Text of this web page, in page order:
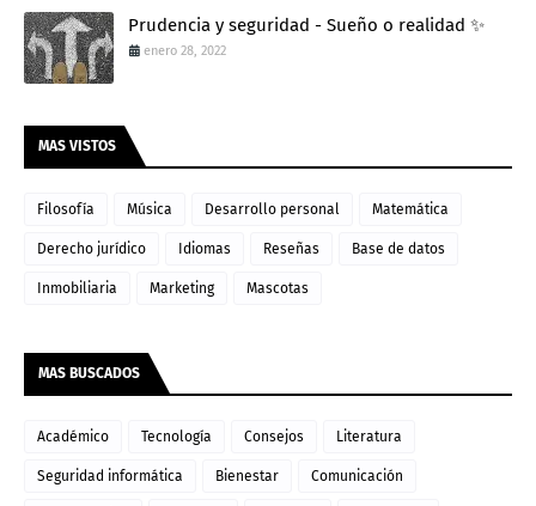
Prudencia y seguridad - Sueño o realidad ✨
enero 28, 2022
MAS VISTOS
Filosofía Música Desarrollo personal Matemática
Derecho jurídico Idiomas Reseñas Base de datos
Inmobiliaria Marketing Mascotas
MAS BUSCADOS
Académico Tecnología Consejos Literatura
Seguridad informática Bienestar Comunicación